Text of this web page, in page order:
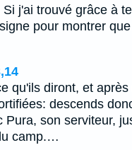
j'ai trouvé grâce à
pour montrer
qu'ils diront, et après
descends
Pura, son serviteur,
camp.…